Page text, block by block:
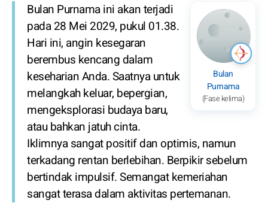
Bulan
Purnama
(Fase kelima)
Bulan Purnama ini akan terjadi
pada 28 Mei 2029, pukul 01.38.
Hari ini, angin kesegaran
berembus kencang dalam
keseharian Anda. Saatnya untuk
melangkah keluar, bepergian,
mengeksplorasi budaya baru,
atau bahkan jatuh cinta.
Iklimnya sangat positif dan optimis, namun
terkadang rentan berlebihan. Berpikir sebelum
bertindak impulsif. Semangat kemeriahan
sangat terasa dalam aktivitas pertemanan.